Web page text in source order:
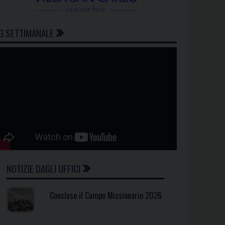
SETTIMANALE
NOTIZIE DAGLI UFFICI
Concluso il Campo Missionario 2026